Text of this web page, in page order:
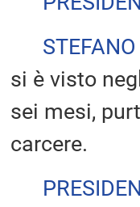
si è visto
sei mesi,
carcere.